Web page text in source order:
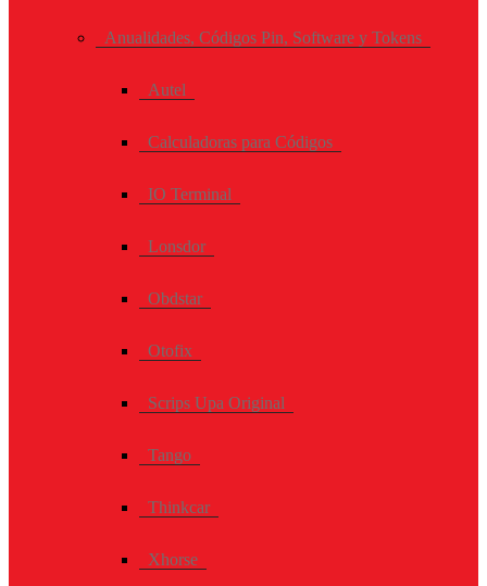
Anualidades, Códigos Pin, Software y Tokens
Autel
Calculadoras para Códigos
IO Terminal
Lonsdor
Obdstar
Otofix
Scrips Upa Original
Tango
Thinkcar
Xhorse